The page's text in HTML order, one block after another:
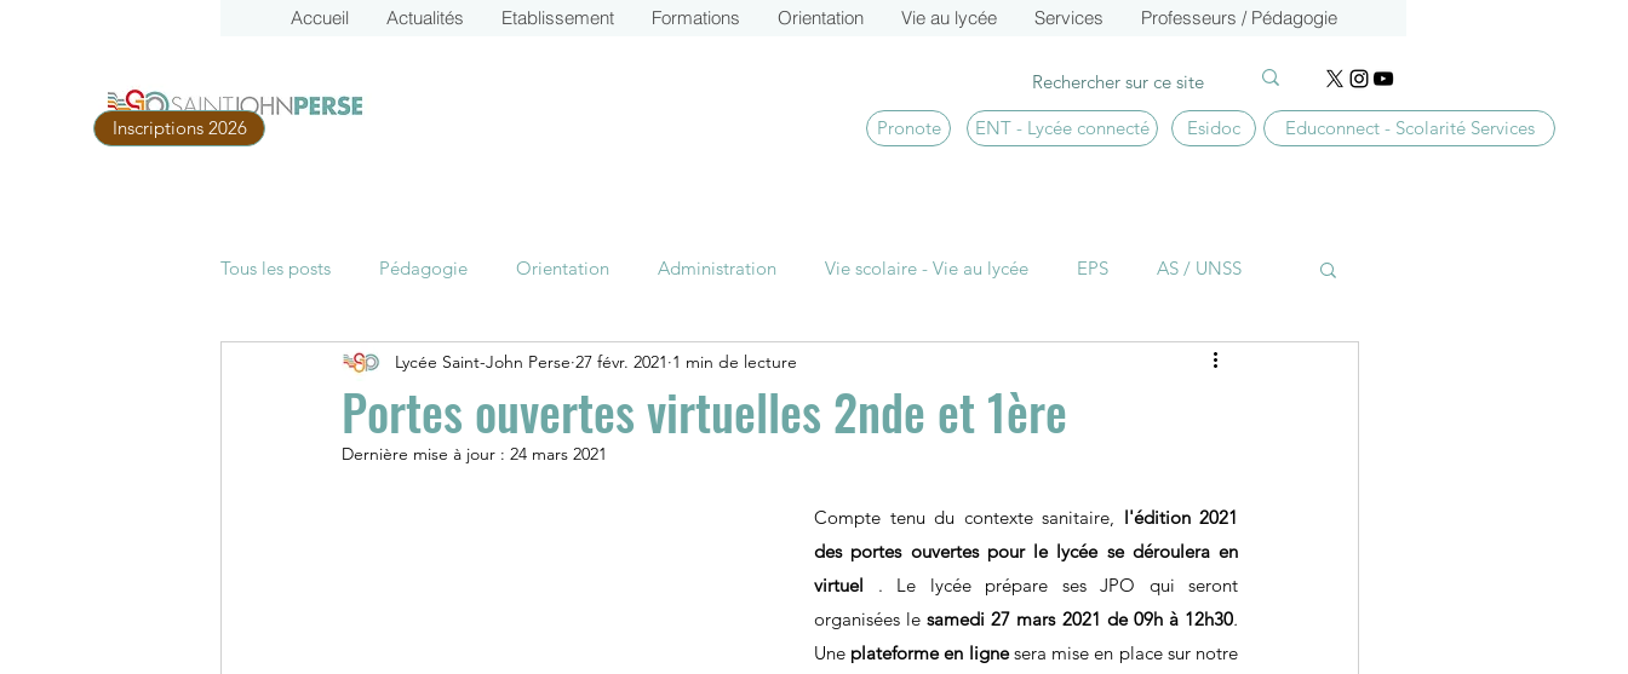
Accueil Actualités Etablissement Formations Orientation Vie au lycée Services Professeurs / Pédagogie
Inscriptions 2026 Pronote ENT - Lycée connecté Esidoc Educonnect - Scolarité Services
Tous les posts Pédagogie Orientation Administration Vie scolaire - Vie au lycée EPS AS / UNSS
Parcoursup Examens BTS CI Actu BTS SIO Actu Culture
Portes ouvertes virtuelles 2nde et 1ère
Lycée Saint-John Perse 27 févr. 2021 1 min de lecture
Dernière mise à jour : 24 mars 2021
Compte tenu du contexte sanitaire, l'édition 2021
des portes ouvertes pour le lycée se déroulera en
virtuel . Le lycée prépare ses JPO qui seront
organisées le samedi 27 mars 2021 de 09h à 12h30.
Une plateforme en ligne sera mise en place sur notre